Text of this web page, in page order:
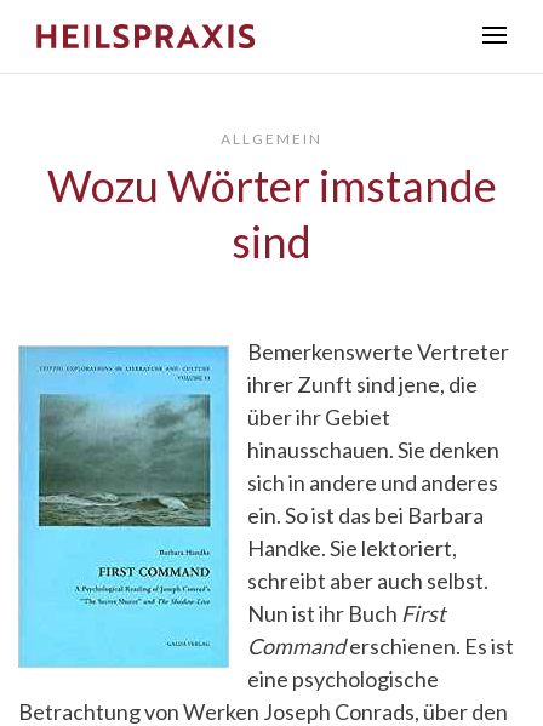
ALLGEMEIN
Wozu Wörter imstande
sind
Bemerkenswerte Vertreter
ihrer Zunft sind jene, die
über ihr Gebiet
hinausschauen. Sie denken
sich in andere und anderes
ein. So ist das bei Barbara
Handke. Sie lektoriert,
schreibt aber auch selbst.
Nun ist ihr Buch First
Commanderschienen. Es ist
eine psychologische
Betrachtung von Werken Joseph Conrads, über den